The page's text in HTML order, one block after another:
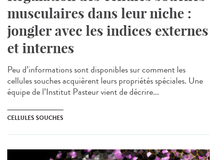
musculaires dans leur niche :
jongler avec les indices externes
et internes
Peu d’informations sont disponibles sur comment les
cellules souches acquièrent leurs propriétés spéciales. Une
équipe de l’Institut Pasteur vient de décrire...
CELLULES SOUCHES